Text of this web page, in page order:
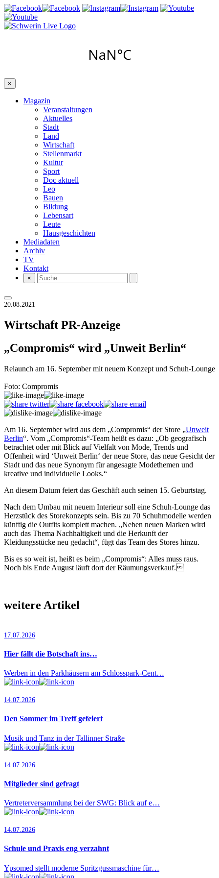
×
Magazin
Veranstaltungen
Aktuelles
Stadt
Land
Wirtschaft
Stellenmarkt
Kultur
Sport
Doc aktuell
Leo
Bauen
Bildung
Lebensart
Leute
Hausgeschichten
Mediadaten
Archiv
TV
Kontakt
×
20.08.2021
Wirtschaft PR-Anzeige
„Compromis“ wird „Unweit Berlin“
Relaunch am 16. September mit neuem Konzept und Schuh-Lounge
Foto: Compromis
Am 16. September wird aus dem „Compromis“ der Store „Unweit
Berlin“. Vom „Compromis“-Team heißt es dazu: „Ob geografisch
betrachtet oder mit Blick auf Vielfalt von Mode, Trends und
Offenheit wird ‘Unweit Berlin‘ der neue Store, das neue Gesicht der
Stadt und das neue Synonym für angesagte Mode­themen und
kreative und indivi­duelle Looks.“
An diesem Datum feiert das Geschäft auch seinen 15. Geburtstag.
Nach dem Umbau mit neuem Interieur soll eine Schuh-Lounge das
Herzstück des Storekonzepts sein. Bis zu 70 Schuhmodelle werden
künftig die Outfits komplett machen. „Neben neuen Marken wird
auch das Thema Nachhaltigkeit und die Herkunft der
Kleidungsstücke neu gedacht“, fügt das Team des Stores hinzu.
Bis es so weit ist, heißt es beim „Compromis“: Alles muss raus.
Noch bis Ende August läuft dort der Räumungsverkauf.
weitere Artikel
17.07.2026
Hier fällt die Botschaft ins…
Werben in den Parkhäusern am Schlosspark-Cent…
14.07.2026
Den Sommer im Treff gefeiert
Musik und Tanz in der Tallinner Straße
14.07.2026
Mitglieder sind gefragt
Vertreterversammlung bei der SWG: Blick auf e…
14.07.2026
Schule und Praxis eng verzahnt
Ypsomed stellt moderne Spritzgussmaschine für…